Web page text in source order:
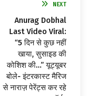
NEXT
Anurag Dobhal
Last Video Viral:
“5 दिन से कुछ नहीं
खाया, सुसाइड की
कोशिश की…” यूट्यूबर
बोले- इंटरकास्ट मैरिज
से नाराज़ पेरेंट्स कर रहे